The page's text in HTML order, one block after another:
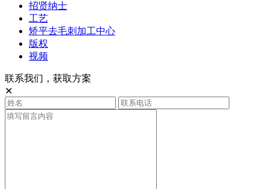
招贤纳士
工艺
矫平去毛刺加工中心
版权
视频
联系我们，获取方案
✕